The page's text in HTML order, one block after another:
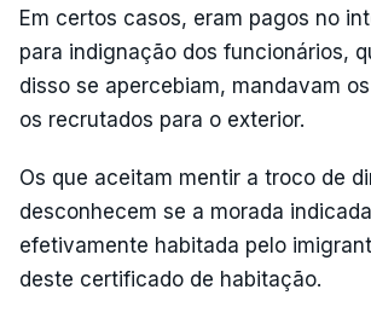
Em certos casos, eram pagos no
para indignação dos funcionários,
disso se apercebiam, mandavam
os recrutados para o exterior.
Os que aceitam mentir a troco de
desconhecem se a morada
efetivamente habitada pelo
deste certificado de habitação.